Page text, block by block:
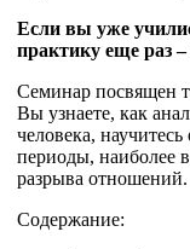
Если вы уже
практику еще раз
Семинар посвящен
Вы узнаете, как
человека,
периоды, наиболее
разрыва отношений.
Содержание: